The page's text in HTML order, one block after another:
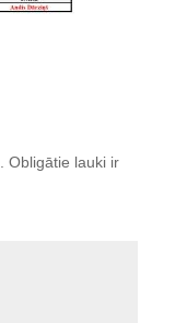
Obligātie lauki ir